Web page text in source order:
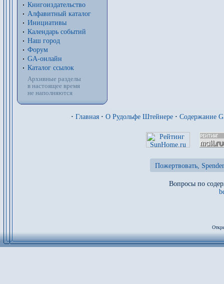
Книгоиздательство
Алфавитный каталог
Инициативы
Календарь событий
Наш город
Форум
GA-онлайн
Каталог ссылок
Архивные разделы
в настоящее время
не наполняются
· Главная · О Рудольфе Штейнере · Содержание
Пожертвовать,
Вопросы по